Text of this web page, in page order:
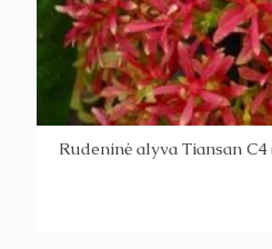
Rudeninė alyva Tiansan